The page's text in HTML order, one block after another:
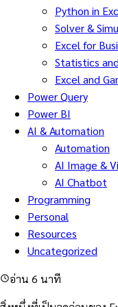
Python in
Solver &
Excel for
Statistics
Excel and
Power Query
Power BI
AI & Automation
Automation
AI Image &
AI Chatbot
Programming
Personal
Resources
Uncategorized
อ่าน 6 นาที